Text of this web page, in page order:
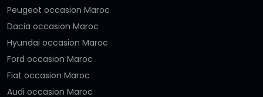
Peugeot occasion Maroc
Dacia occasion Maroc
Hyundai occasion Maroc
Ford occasion Maroc
Fiat occasion Maroc
Audi occasion Maroc